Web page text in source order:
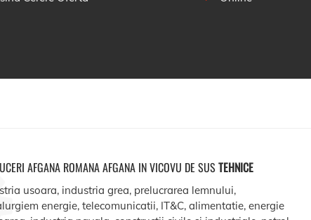
AFGANA ROMANA AFGANA IN VICOVU DE SUSTEHNICE
usoara, industria grea, prelucrarea lemnului,
energie, telecomunicatii, IT&C, alimentatie, energie